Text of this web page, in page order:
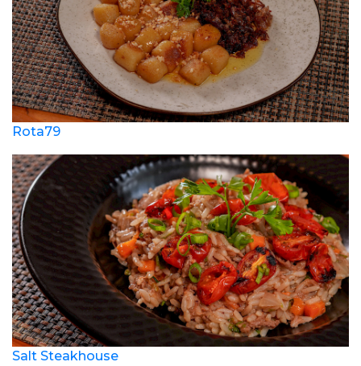
Rota79
Salt Steakhouse